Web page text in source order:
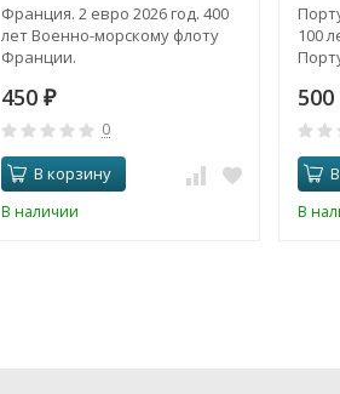
Франция. 2 евро 2026 год. 400
лет Военно-морскому флоту
Франции.
450 ₽
0
В корзину
В наличии
100
500
В